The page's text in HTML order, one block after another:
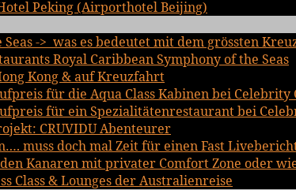
Peking (Airporthotel Beijing)
Seas -> was es bedeutet mit dem grössten
Royal Caribbean Symphony of the Seas
Kong & auf Kreuzfahrt
für die Aqua Class Kabinen bei Celebrity
für ein Spezialitätenrestaurant bei
CRUVIDU Abenteurer
muss doch mal Zeit für einen Fast
Kanaren mit privater Comfort Zone oder
Class & Lounges der Australienreise